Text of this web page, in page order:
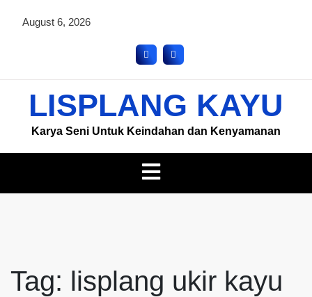
August 6, 2026
LISPLANG KAYU
Karya Seni Untuk Keindahan dan Kenyamanan
Tag: lisplang ukir kayu